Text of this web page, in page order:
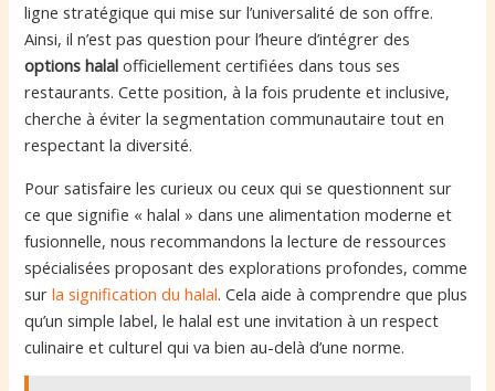
ligne stratégique qui mise sur l’universalité de son offre.
Ainsi, il n’est pas question pour l’heure d’intégrer des
options halal officiellement certifiées dans tous ses
restaurants. Cette position, à la fois prudente et inclusive,
cherche à éviter la segmentation communautaire tout en
respectant la diversité.
Pour satisfaire les curieux ou ceux qui se questionnent sur
ce que signifie « halal » dans une alimentation moderne et
fusionnelle, nous recommandons la lecture de ressources
spécialisées proposant des explorations profondes, comme
surla signification du halal. Cela aide à comprendre que plus
qu’un simple label, le halal est une invitation à un respect
culinaire et culturel qui va bien au-delà d’une norme.